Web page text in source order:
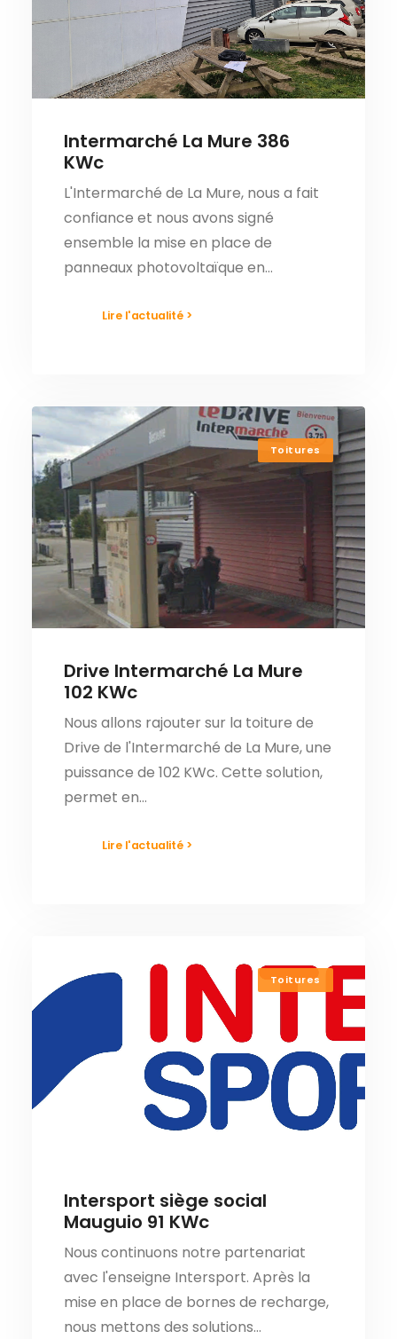
Intermarché La Mure 386
KWc
L'Intermarché de La Mure, nous a fait
confiance et nous avons signé
ensemble la mise en place de
panneaux photovoltaïque en…
Lire l'actualité >
Toitures
Drive Intermarché La Mure
102 KWc
Nous allons rajouter sur la toiture de
Drive de l'Intermarché de La Mure, une
puissance de 102 KWc. Cette solution,
permet en…
Lire l'actualité >
Toitures
Intersport siège social
Mauguio 91 KWc
Nous continuons notre partenariat
avec l'enseigne Intersport. Après la
mise en place de bornes de recharge,
nous mettons des solutions…